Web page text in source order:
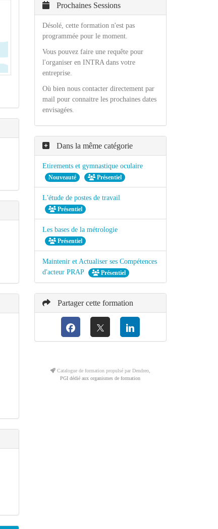
Prochaines Sessions
Désolé, cette formation n'est pas
programmée pour le moment.
Vous pouvez faire une requête pour
l'organiser en INTRA dans votre
entreprise.
Où bien nous contacter directement par
mail pour connaitre les prochaines dates
envisagées.
Dans la même catégorie
Etirements et gymnastique oculaire
Nouveauté Présentiel
L'étude de postes de travail
Présentiel
Les bases de la métrologie
Présentiel
Maintenir et Actualiser ses Compétences
d'acteur PRAP
Présentiel
Partager cette formation
Catalogue de formation propulsé par Dendreo,
PGI dédié aux organismes de formation